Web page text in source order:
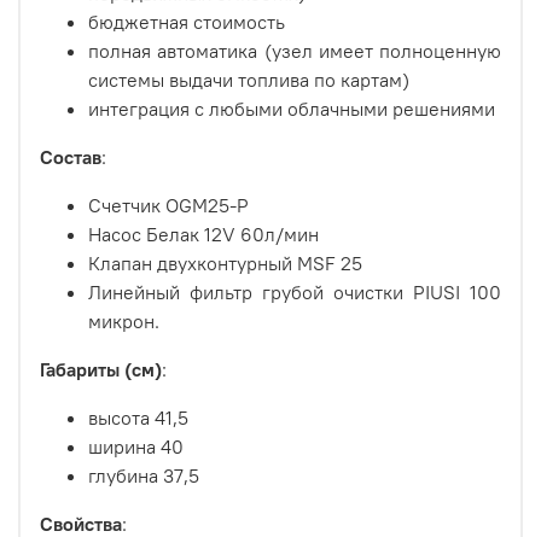
бюджетная стоимость
полная автоматика (узел имеет полноценную
системы выдачи топлива по картам)
интеграция с любыми облачными решениями
Состав:
Счетчик OGM25-P
Насос Белак 12V 60л/мин
Клапан двухконтурный MSF 25
Линейный фильтр грубой очистки PIUSI 100
микрон.
Габариты (см):
высота 41,5
ширина 40
глубина 37,5
Свойства: